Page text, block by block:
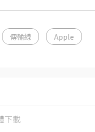
傳輸線 Apple
下載